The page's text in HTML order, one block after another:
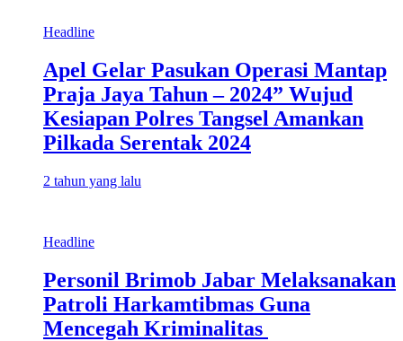
Headline
Apel Gelar Pasukan Operasi Mantap
Praja Jaya Tahun – 2024” Wujud
Kesiapan Polres Tangsel Amankan
Pilkada Serentak 2024
2 tahun yang lalu
Headline
Personil Brimob Jabar Melaksanakan
Patroli Harkamtibmas Guna
Mencegah Kriminalitas